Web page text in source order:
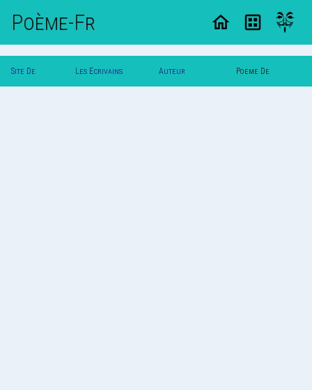
Poème-Fr
Site De Les Ecrivains Auteur Poeme De